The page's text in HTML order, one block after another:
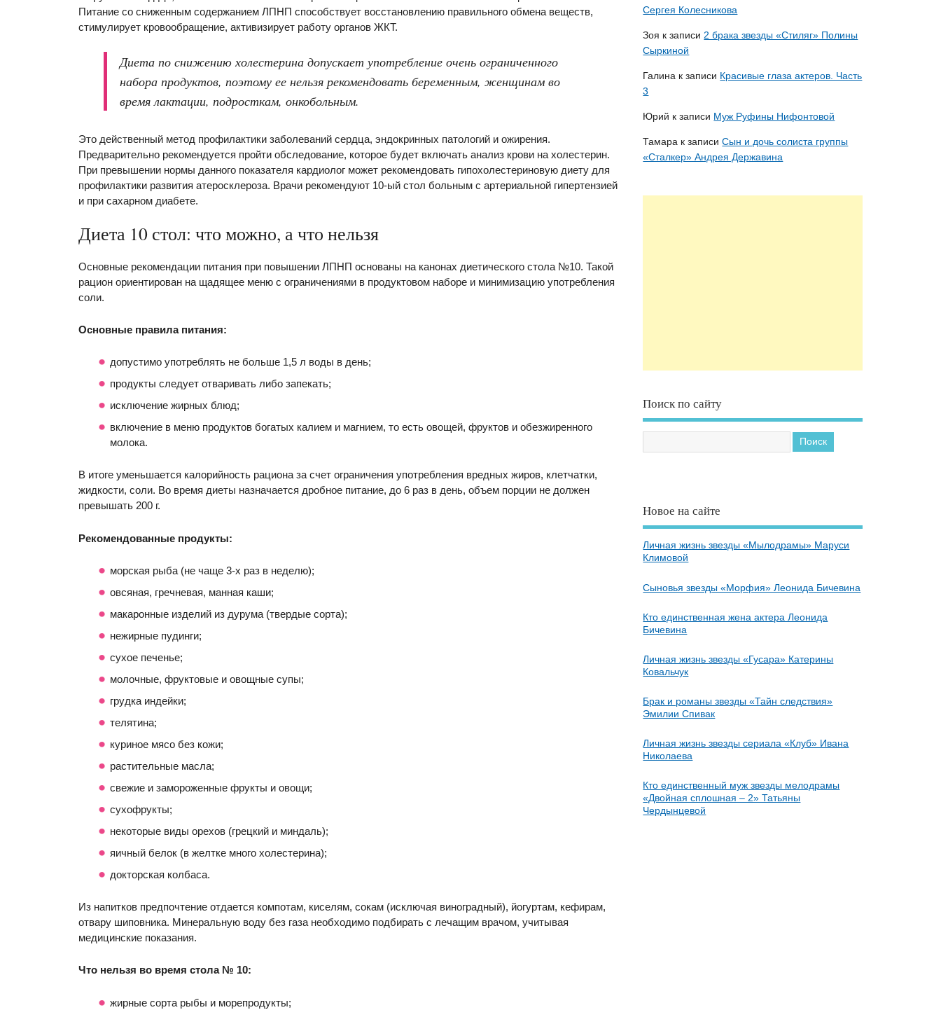
Питание со сниженным содержанием ЛПНП способствует восстановлению правильного обмена веществ,
стимулирует кровообращение, активизирует работу органов ЖКТ.
Диета по снижению холестерина допускает употребление очень ограниченного
набора продуктов, поэтому ее нельзя рекомендовать беременным, женщинам во
время лактации, подросткам, онкобольным.
Это действенный метод профилактики заболеваний сердца, эндокринных патологий и ожирения.
Предварительно рекомендуется пройти обследование, которое будет включать анализ крови на холестерин.
При превышении нормы данного показателя кардиолог может рекомендовать гипохолестериновую диету для
профилактики развития атеросклероза. Врачи рекомендуют 10-ый стол больным с артериальной гипертензией
и при сахарном диабете.
Диета 10 стол: что можно, а что нельзя
Основные рекомендации питания при повышении ЛПНП основаны на канонах диетического стола №10. Такой
рацион ориентирован на щадящее меню с ограничениями в продуктовом наборе и минимизацию употребления
соли.
Основные правила питания:
допустимо употреблять не больше 1,5 л воды в день;
продукты следует отваривать либо запекать;
исключение жирных блюд;
включение в меню продуктов богатых калием и магнием, то есть овощей, фруктов и обезжиренного
молока.
В итоге уменьшается калорийность рациона за счет ограничения употребления вредных жиров, клетчатки,
жидкости, соли. Во время диеты назначается дробное питание, до 6 раз в день, объем порции не должен
превышать 200 г.
Рекомендованные продукты:
морская рыба (не чаще 3-х раз в неделю);
овсяная, гречневая, манная каши;
макаронные изделий из дурума (твердые сорта);
нежирные пудинги;
сухое печенье;
молочные, фруктовые и овощные супы;
грудка индейки;
телятина;
куриное мясо без кожи;
растительные масла;
свежие и замороженные фрукты и овощи;
сухофрукты;
некоторые виды орехов (грецкий и миндаль);
яичный белок (в желтке много холестерина);
докторская колбаса.
Из напитков предпочтение отдается компотам, киселям, сокам (исключая виноградный), йогуртам, кефирам,
отвару шиповника. Минеральную воду без газа необходимо подбирать с лечащим врачом, учитывая
медицинские показания.
Что нельзя во время стола № 10:
жирные сорта рыбы и морепродукты;
Сергея Колесникова
Зоя к записи 2 брака звезды «Стиляг» Полины
Сыркиной
Галина к записи Красивые глаза актеров. Часть
3
Юрий к записи Муж Руфины Нифонтовой
Тамара к записиСын и дочь солиста группы
«Сталкер» Андрея Державина
Поиск по сайту
Новое на сайте
Личная жизнь звезды «Мылодрамы» Маруси
Климовой
Сыновья звезды «Морфия» Леонида Бичевина
Кто единственная жена актера Леонида
Бичевина
Личная жизнь звезды «Гусара» Катерины
Ковальчук
Брак и романы звезды «Тайн следствия»
Эмилии Спивак
Личная жизнь звезды сериала «Клуб» Ивана
Николаева
Кто единственный муж звезды мелодрамы
«Двойная сплошная – 2» Татьяны
Чердынцевой